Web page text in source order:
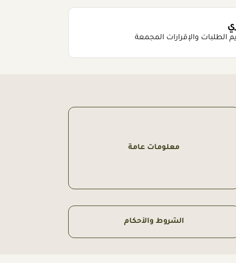
الطلبات والإقرارات المجمعة
معلومات عامة
الشروط والأحكام